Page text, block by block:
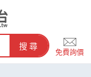
搜尋
免費詢價